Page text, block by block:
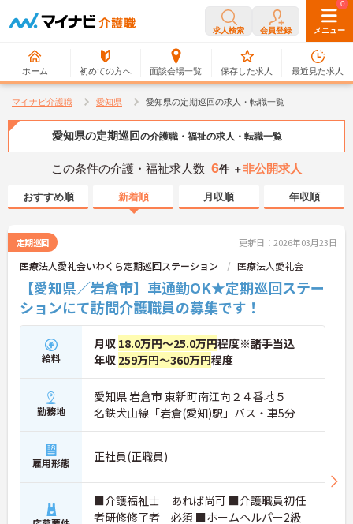
求人検索 会員登録 メニュー
ホーム 初めての方へ 面談会場一覧
0
保存した求人
0
最近見た求人
マイナビ介護職 愛知県 愛知県の定期巡回の求人・転職一覧
愛知県の定期巡回の介護職・福祉の求人・転職一覧
この条件の介護・福祉求人数 6件 ＋非公開求人
おすすめ順 新着順 月収順 年収順
定期巡回 更新日：2026年03月23日
医療法人愛礼会いわくら定期巡回ステーション 医療法人愛礼会
【愛知県／岩倉市】車通勤OK★定期巡回ステー
ションにて訪問介護職員の募集です！
給料
月収 18.0万円～25.0万円程度※諸手当込
年収 259万円～360万円程度
勤務地
愛知県 岩倉市 東新町南江向２４番地５
名鉄犬山線「岩倉(愛知)駅」バス・車5分
雇用形態 正社員(正職員)
■介護福祉士 あれば尚可 ■介護職員初任
者研修修了者 必須 ■ホームヘルパー2級